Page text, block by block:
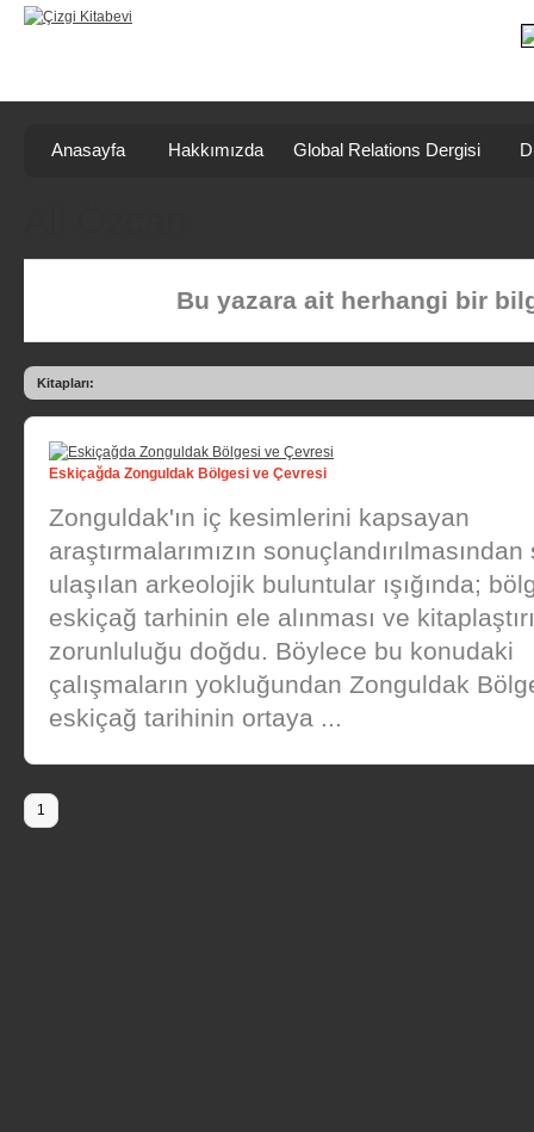
Anasayfa Hakkımızda Global Relations Dergisi
Bu yazara ait herhangi bir
Kitapları:
Eskiçağda Zonguldak Bölgesi ve Çevresi
Zonguldak'ın iç kesimlerini kapsayan
araştırmalarımızın
ulaşılan arkeolojik buluntular ışığında;
eskiçağ tarhinin ele alınması ve
zorunluluğu doğdu. Böylece bu konudaki
çalışmaların yokluğundan Zonguldak
eskiçağ tarihinin ortaya ...
1